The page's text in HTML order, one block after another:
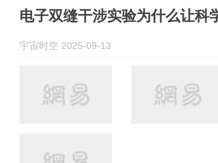
电子双缝干涉实验为什么让科
宇宙时空 2025-09-13